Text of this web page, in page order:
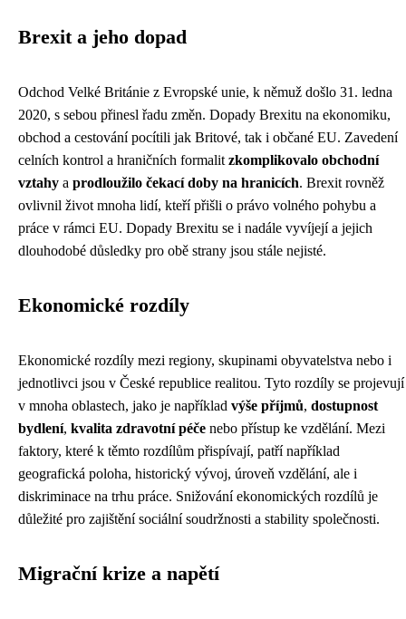
Brexit a jeho dopad
Odchod Velké Británie z Evropské unie, k němuž došlo 31. ledna
2020, s sebou přinesl řadu změn. Dopady Brexitu na ekonomiku,
obchod a cestování pocítili jak Britové, tak i občané EU. Zavedení
celních kontrol a hraničních formalit zkomplikovalo obchodní
vztahy a prodloužilo čekací doby na hranicích. Brexit rovněž
ovlivnil život mnoha lidí, kteří přišli o právo volného pohybu a
práce v rámci EU. Dopady Brexitu se i nadále vyvíjejí a jejich
dlouhodobé důsledky pro obě strany jsou stále nejisté.
Ekonomické rozdíly
Ekonomické rozdíly mezi regiony, skupinami obyvatelstva nebo i
jednotlivci jsou v České republice realitou. Tyto rozdíly se projevují
v mnoha oblastech, jako je například výše příjmů, dostupnost
bydlení, kvalita zdravotní péče nebo přístup ke vzdělání. Mezi
faktory, které k těmto rozdílům přispívají, patří například
geografická poloha, historický vývoj, úroveň vzdělání, ale i
diskriminace na trhu práce. Snižování ekonomických rozdílů je
důležité pro zajištění sociální soudržnosti a stability společnosti.
Migrační krize a napětí